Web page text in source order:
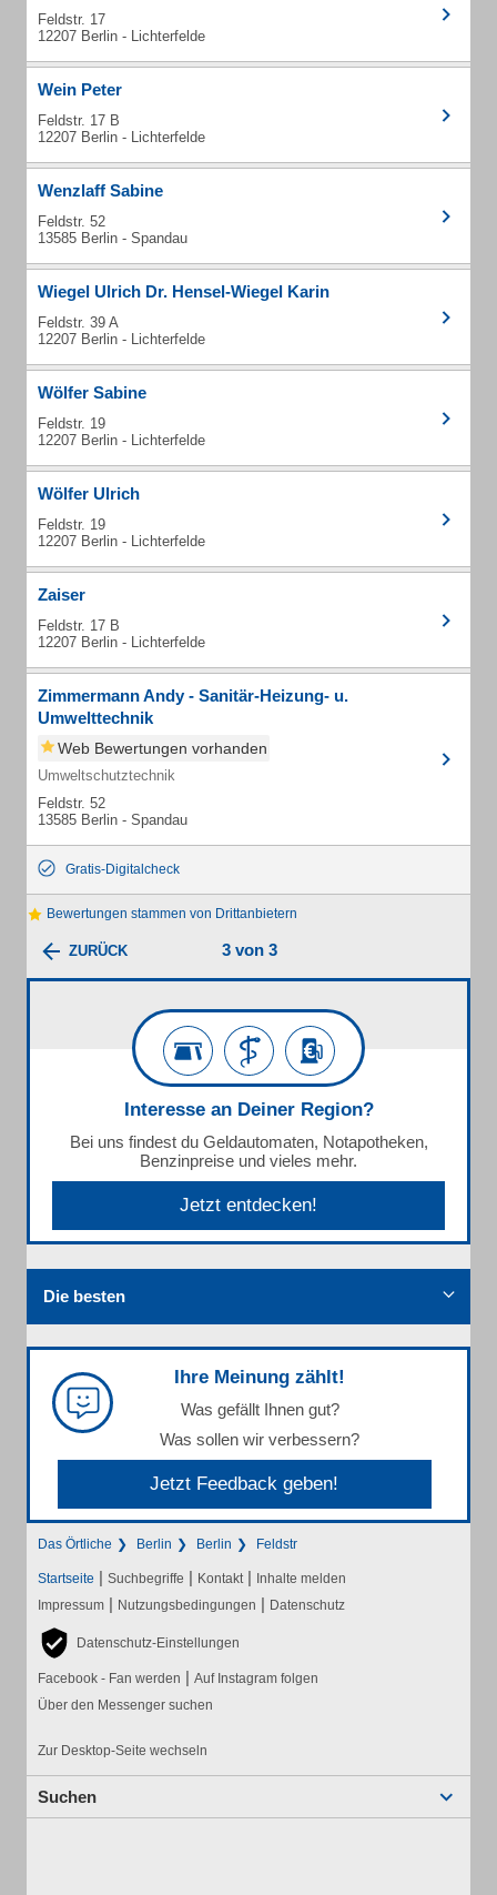
Feldstr. 17
12207 Berlin - Lichterfelde
Wein Peter
Feldstr. 17 B
12207 Berlin - Lichterfelde
Wenzlaff Sabine
Feldstr. 52
13585 Berlin - Spandau
Wiegel Ulrich Dr. Hensel-Wiegel Karin
Feldstr. 39 A
12207 Berlin - Lichterfelde
Wölfer Sabine
Feldstr. 19
12207 Berlin - Lichterfelde
Wölfer Ulrich
Feldstr. 19
12207 Berlin - Lichterfelde
Zaiser
Feldstr. 17 B
12207 Berlin - Lichterfelde
Zimmermann Andy - Sanitär-Heizung- u.
Umwelttechnik
Web Bewertungen vorhanden
Umweltschutztechnik
Feldstr. 52
13585 Berlin - Spandau
Gratis-Digitalcheck
Bewertungen stammen von Drittanbietern
ZURÜCK 3 von 3
Interesse an Deiner Region?
Bei uns findest du Geldautomaten, Notapotheken,
Benzinpreise und vieles mehr.
Jetzt entdecken!
Die besten
Ihre Meinung zählt!
Was gefällt Ihnen gut?
Was sollen wir verbessern?
Jetzt Feedback geben!
Das Örtliche Berlin Berlin Feldstr
Startseite | Suchbegriffe | Kontakt | Inhalte melden
Impressum | Nutzungsbedingungen | Datenschutz
Datenschutz-Einstellungen
Facebook - Fan werden | Auf Instagram folgen
Über den Messenger suchen
Zur Desktop-Seite wechseln
Suchen